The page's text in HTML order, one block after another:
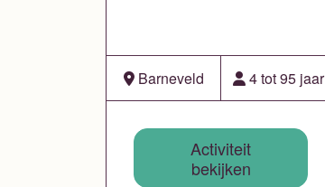
Barneveld 4 tot 95 jaar
Activiteit
bekijken